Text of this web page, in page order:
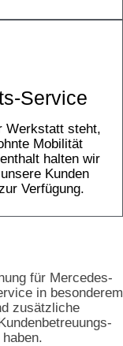
Service
Werkstatt steht,
Mobilität
halten wir
Kunden
Verfügung.
für Mercedes-
in besonderem
zusätzliche